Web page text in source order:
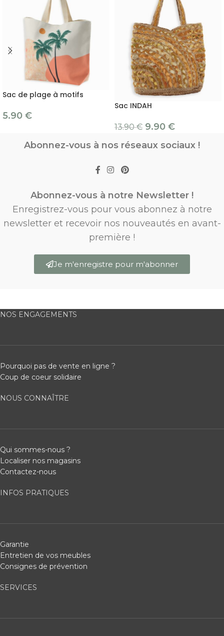
Sac de plage à motifs
5.90 €
Sac INDAH
13.90€ 9.90 €
Abonnez-vous à nos réseaux sociaux !
Abonnez-vous à notre Newsletter !
Enregistrez-vous pour vous abonnez à notre
newsletter et recevoir nos nouveautés en avant-
première !
Je m'enregistre pour m'abonner
NOS ENGAGEMENTS
Pourquoi pas de vente en ligne ?
Coup de coeur solidaire
NOUS CONNAÎTRE
Qui sommes-nous ?
Localiser nos magasins
Contactez-nous
INFOS PRATIQUES
Garantie
Entretien de vos meubles
Consignes de prévention
SERVICES